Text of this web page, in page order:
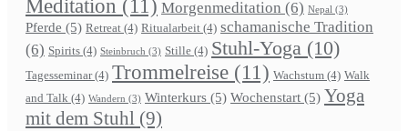
Meditation (11) Morgenmeditation (6) Nepal (3)
Pferde (5) Retreat (4) Ritualarbeit (4) schamanische Tradition
(6) Spirits (4) Steinbruch (3) Stille (4) Stuhl-Yoga (10)
Tagesseminar(4) Trommelreise (11) Wachstum (4) Walk
and Talk (4) Wandern (3) Winterkurs (5) Wochenstart (5) Yoga
mit dem Stuhl (9)